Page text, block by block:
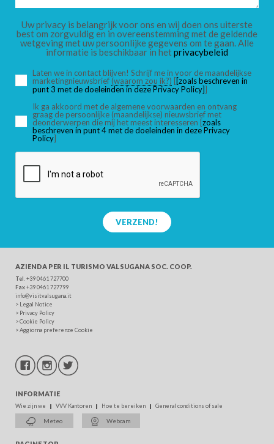
KINDEREN
ZOEK
Uw privacy is belangrijk voor ons en wij doen ons uiterste
best om zorgvuldig en in overeenstemming met de geldende
wetgeving met uw persoonlijke gegevens om te gaan. Alle
informatie is beschikbaar in hetprivacybeleid
Laten we in contact blijven! Schrijf me in voor de maandelijkse
marketingnieuwsbrief (waarom zou ik?) [[zoals beschreven in
punt 3 met de doeleinden in deze Privacy Policy]]
Ik ga akkoord met de algemene voorwaarden en ontvang
graag de persoonlijke (maandelijkse) nieuwsbrief met
deonderwerpen die mij het meest interesseren [zoals
beschreven in punt 4 met de doeleinden in deze Privacy
Policy]
VERZEND!
AZIENDA PER IL TURISMO VALSUGANA SOC. COOP.
Tel . +39 0461 727700
Fax+39 0461 727799
info@visitvalsugana.it
> Legal Notice
> Privacy Policy
>Cookie Policy
>Aggiorna preferenze Cookie
INFORMATIE
Wie zijn we VVV Kantoren Hoe te bereiken General conditions of sale
Meteo Webcam